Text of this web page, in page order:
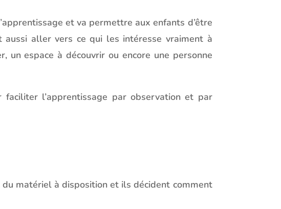
et va permettre aux enfants d’être
aller vers ce qui les intéresse vraiment à
espace à découvrir ou encore une personne
l’apprentissage par observation et par
matériel à disposition et ils décident comment